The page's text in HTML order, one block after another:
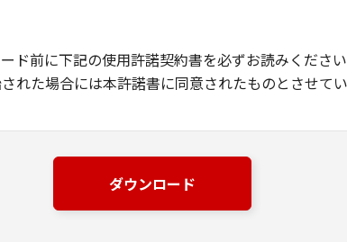
ド前に下記の使用許諾契約書を必ずお読みください
れた場合には本許諾書に同意されたものとさせてい
ダウンロード